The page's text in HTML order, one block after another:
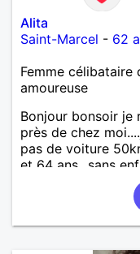
Alita
Saint-Marcel - 62
Femme célibataire
amoureuse
Bonjour bonsoir je
près de chez
pas de voiture
et 64 ans...sans
adultes et qui n
une où plusieurs
recherche ecrivez